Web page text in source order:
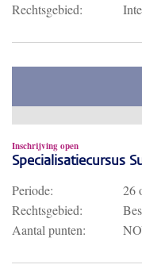
Rechtsgebied:
Inschrijving open
Specialisatiecursus
Periode: 26
Rechtsgebied:
Aantal punten: